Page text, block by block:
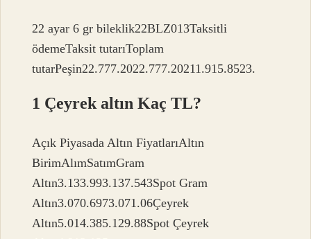
22 ayar 6 gr bileklik22BLZ013Taksitli
ödemeTaksit tutarıToplam
tutarPeşin22.777.2022.777.20211.915.8523.
1 Çeyrek altın Kaç TL?
Açık Piyasada Altın FiyatlarıAltın
BirimAlımSatımGram
Altın3.133.993.137.543Spot Gram
Altın3.070.6973.071.06Çeyrek
Altın5.014.385.129.88Spot Çeyrek